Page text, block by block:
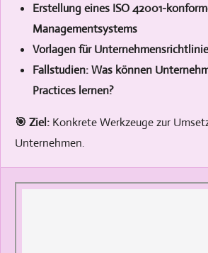
Erstellung eines ISO 42001-
Managementsystems
Vorlagen für
Fallstudien: Was können
Practices lernen?
🎯 Ziel: Konkrete Werkzeuge zur
Unternehmen.